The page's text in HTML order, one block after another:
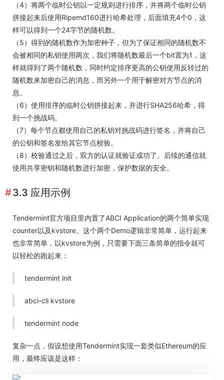
（4）将两个临时公钥以一定规则进行排序，并将两个临时公钥
拼接起来后使用Ripemd160进行哈希处理，后面填充4个0，这
样可以得到一个24字节的随机数。
（5）得到的随机数作为加密种子，但为了保证相同的随机数不
会被相同的私钥使用两次，我们将随机数最后一个bit置为1，这
样就得到了两个随机数，同时约定排序更高的公钥使用反转过的
随机数来加密自己的消息，而另外一个用于解密对方节点的消
息。
（6）使用排序的临时公钥拼接起来，并进行SHA256哈希，得
到一个挑战码。
（7）每个节点都使用自己的私钥对挑战码进行签名，并将自己
的公钥和签名发给其它节点校验。
（8）校验通过之后，双方的认证就验证成功了。后续的通信就
使用共享密钥和随机数进行加密，保护数据的安全。
3.3 应用示例
Tendermint官方项目里内置了ABCI Application的两个简单实现
counter以及kvstore。这个两个Demo逻辑非常简单，运行起来
也非常简单，以kvstore为例，只需要下面三条简单的指令就可
以轻松的跑起来：
tendermint init
abci-cli kvstore
tendermint node
复杂一点，假设想使用Tendermint实现一套类似Ethereum的应
用，最终应该是这样：